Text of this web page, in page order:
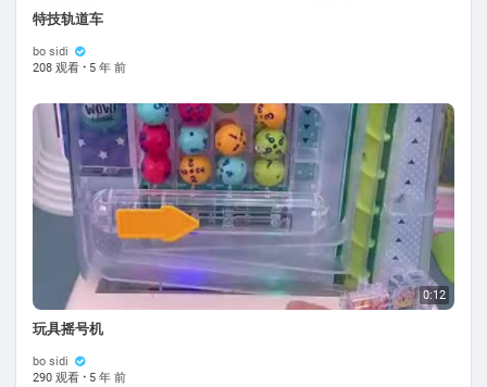
特技轨道车
bo sidi
208 观看 · 5 年 前
0:12
玩具摇号机
bo sidi
290 观看 · 5 年 前